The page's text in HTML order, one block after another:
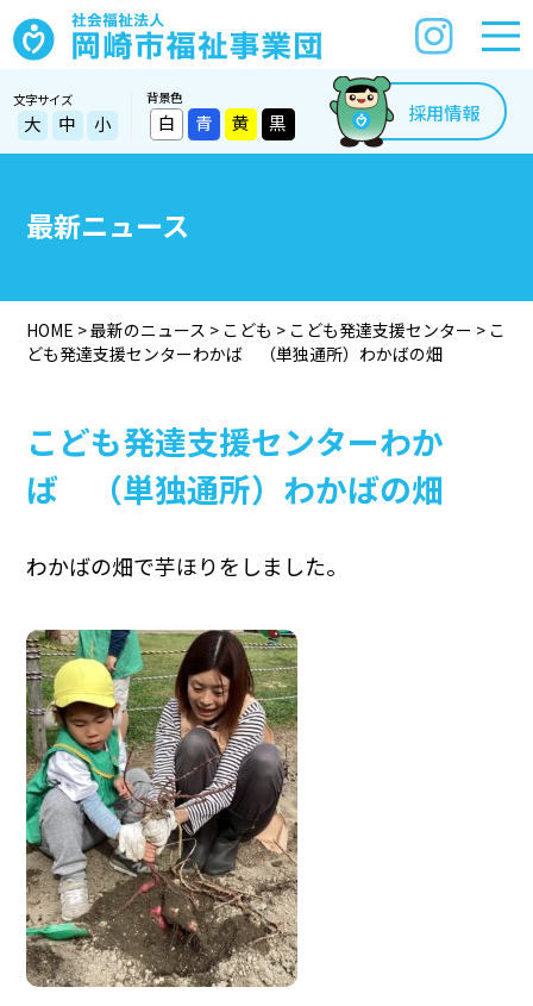
文字サイズ
大 中 小
背景色
白 青 黄 黒 採用情報
最新ニュース
HOME >最新のニュース > こども > こども発達支援センター > こ
ども発達支援センターわかば （単独通所）わかばの畑
こども発達支援センターわか
ば （単独通所）わかばの畑
わかばの畑で芋ほりをしました。